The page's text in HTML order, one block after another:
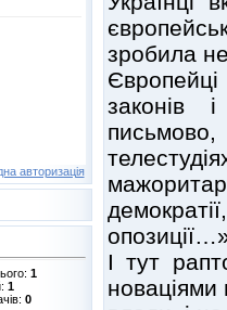
авторизація
1
1
0
зробила
законів
І тут